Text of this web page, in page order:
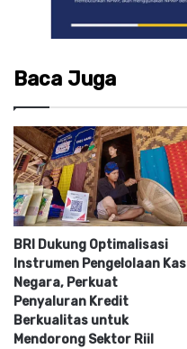
Baca Juga
BRI Dukung Optimalisasi
Instrumen Pengelolaan Kas
Negara, Perkuat
Penyaluran Kredit
Berkualitas untuk
Mendorong Sektor Riil